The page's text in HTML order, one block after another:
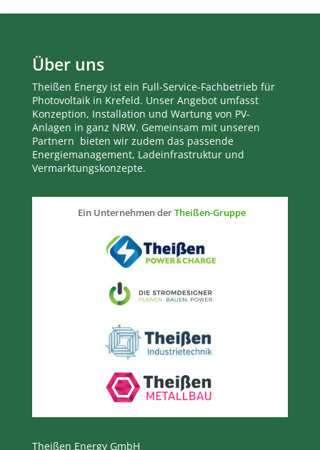
Über uns
Theißen Energy ist ein Full-Service-Fachbetrieb für
Photovoltaik in Krefeld. Unser Angebot umfasst
Konzeption, Installation und Wartung von PV-
Anlagen in ganz NRW. Gemeinsam mit unseren
Partnern bieten wir zudem das passende
Energiemanagement, Ladeinfrastruktur und
Vermarktungskonzepte.
Ein Unternehmen derTheißen-Gruppe
Theißen Energy GmbH